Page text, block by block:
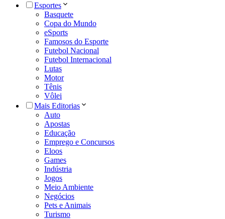
Esportes
Basquete
Copa do Mundo
eSports
Famosos do Esporte
Futebol Nacional
Futebol Internacional
Lutas
Motor
Tênis
Vôlei
Mais Editorias
Auto
Apostas
Educação
Emprego e Concursos
Eloos
Games
Indústria
Jogos
Meio Ambiente
Negócios
Pets e Animais
Turismo